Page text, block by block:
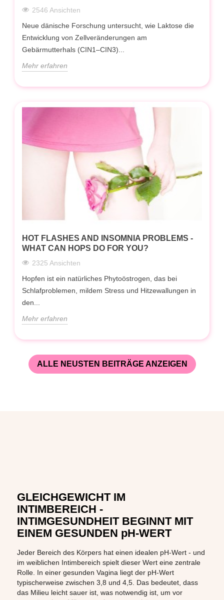
2546 Ansichten
Neue dänische Forschung untersucht, wie Laktose die
Entwicklung von Zellveränderungen am
Gebärmutterhals (CIN1–CIN3)...
Mehr erfahren
HOT FLASHES AND INSOMNIA PROBLEMS -
WHAT CAN HOPS DO FOR YOU?
2325 Ansichten
Hopfen ist ein natürliches Phytoöstrogen, das bei
Schlafproblemen, mildem Stress und Hitzewallungen in
den...
Mehr erfahren
ALLE NEUSTEN BEITRÄGE ANZEIGEN
GLEICHGEWICHT IM
INTIMBEREICH -
INTIMGESUNDHEIT BEGINNT MIT
EINEM GESUNDEN pH-WERT
Jeder Bereich des Körpers hat einen idealen pH-Wert - und
im weiblichen Intimbereich spielt dieser Wert eine zentrale
Rolle. In einer gesunden Vagina liegt der pH-Wert
typischerweise zwischen 3,8 und 4,5. Das bedeutet, dass
das Milieu leicht sauer ist, was notwendig ist, um vor